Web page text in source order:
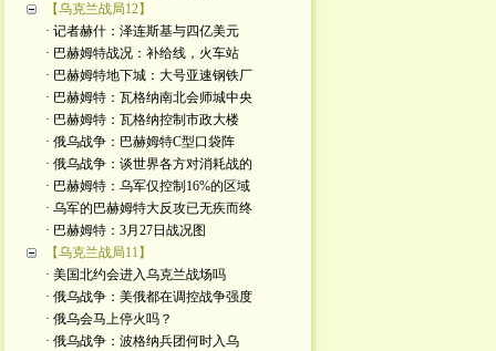
【乌克兰战局12】
· 记者赫什：泽连斯基与四亿美元
· 巴赫姆特战况：补给线，火车站
· 巴赫姆特地下城：大号亚速钢铁厂
· 巴赫姆特：瓦格纳南北会师城中央
· 巴赫姆特：瓦格纳控制市政大楼
· 俄乌战争：巴赫姆特C型口袋阵
· 俄乌战争：谈世界各方对消耗战的
· 巴赫姆特：乌军仅控制16%的区域
· 乌军的巴赫姆特大反攻已无疾而终
· 巴赫姆特：3月27日战况图
【乌克兰战局11】
· 美国北约会进入乌克兰战场吗
· 俄乌战争：美俄都在调控战争强度
· 俄乌会马上停火吗？
· 俄乌战争：波格纳兵团何时入乌